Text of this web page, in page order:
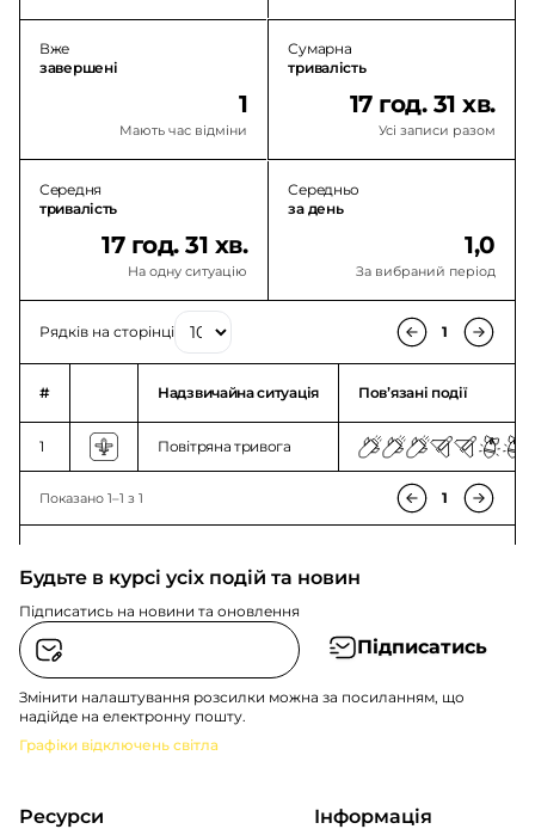
Вже
завершені
1
Мають час відміни
Сумарна
тривалість
17 год. 31 хв.
Усі записи разом
Середня
тривалість
17 год. 31 хв.
На одну ситуацію
Середньо
за день
1,0
За вибраний період
Рядків на сторінці 1
# Надзвичайна ситуація Повʼязані події
1 Повітряна тривога
Показано 1–1 з 1 1
Будьте в курсі усіх подій та новин
Підписатись на новини та оновлення
Підписатись
Змінити налаштування розсилки можна за посиланням, що
надійде на електронну пошту.
Графіки відключень світла
Ресурси Інформація